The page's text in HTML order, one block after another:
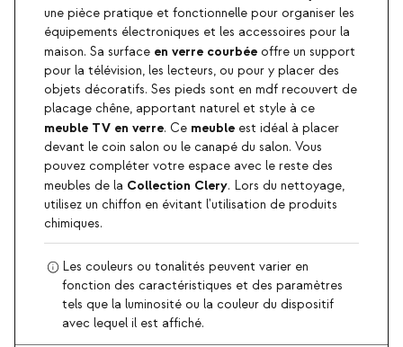
une pièce pratique et fonctionnelle pour organiser les
équipements électroniques et les accessoires pour la
maison. Sa surface en verre courbée offre un support
pour la télévision, les lecteurs, ou pour y placer des
objets décoratifs. Ses pieds sont en mdf recouvert de
placage chêne, apportant naturel et style à ce
meuble TV en verre. Ce meuble est idéal à placer
devant le coin salon ou le canapé du salon. Vous
pouvez compléter votre espace avec le reste des
meubles de la Collection Clery. Lors du nettoyage,
utilisez un chiffon en évitant l'utilisation de produits
chimiques.
Les couleurs ou tonalités peuvent varier en
fonction des caractéristiques et des paramètres
tels que la luminosité ou la couleur du dispositif
avec lequel il est affiché.